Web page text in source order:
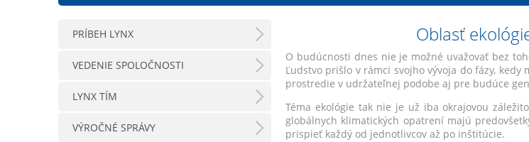
Oblasť
O budúcnosti dnes nie je možné uvažovať bez
Ľudstvo prišlo v rámci svojho vývoja do fázy,
prostredie v udržateľnej podobe aj pre budúce
Téma ekológie tak nie je už iba okrajovou
globálnych klimatických opatrení majú
prispieť každý od jednotlivcov až po inštitúcie.
PRÍBEH LYNX
VEDENIE SPOLOČNOSTI
LYNX TÍM
VÝROČNÉ SPRÁVY